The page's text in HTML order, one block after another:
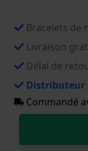
Bracelets de
Livraison
Délai de
Distributeur
Commandé